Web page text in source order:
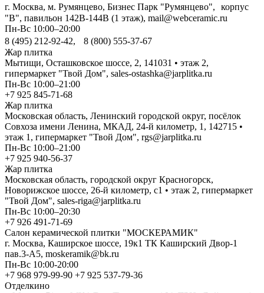
г. Москва, м. Румянцево, Бизнес Парк "Румянцево", корпус
"В", павильон 142В-144В (1 этаж), mail@webceramic.ru
Пн-Вс 10:00–20:00
8 (495) 212-92-42, 8 (800) 555-37-67
Жар плитка
Мытищи, Осташковское шоссе, 2, 141031 • этаж 2,
гипермаркет "Твой Дом", sales-ostashka@jarplitka.ru
Пн-Вс 10:00–21:00
+7 925 845-71-68
Жар плитка
Московская область, Ленинский городской округ, посёлок
Совхоза имени Ленина, МКАД, 24-й километр, 1, 142715 •
этаж 1, гипермаркет "Твой Дом", rgs@jarplitka.ru
Пн-Вс 10:00–21:00
+7 925 940-56-37
Жар плитка
Московская область, городской округ Красногорск,
Новорижское шоссе, 26-й километр, с1 • этаж 2, гипермаркет
"Твой Дом", sales-riga@jarplitka.ru
Пн-Вс 10:00–20:30
+7 926 491-71-69
Салон керамической плитки "МОСКЕРАМИК"
г. Москва, Каширское шоссе, 19к1 ТК Каширский Двор-1
пав.3-А5, moskeramik@bk.ru
Пн-Вс 10:00-20:00
+7 968 979-99-90 +7 925 537-79-36
Отделкино